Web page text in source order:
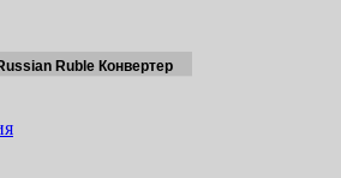
Ruble Конвертер